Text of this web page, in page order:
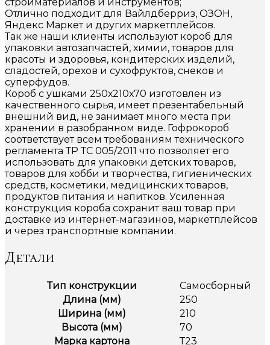
Отлично подходит для Вайлдберриз, ОЗОН,
Яндекс Маркет и других маркетплейсов.
Так же наши клиенты используют короб для
упаковки автозапчастей, химии, товаров для
красоты и здоровья, кондитерских изделий,
сладостей, орехов и сухофруктов, снеков и
суперфудов.
Короб с ушками 250х210х70 изготовлен из
качественного сырья, имеет презентабельный
внешний вид, не занимает много места при
хранении в разобранном виде. Гофрокороб
соответствует всем требованиям технического
регламента ТР ТС 005/2011 что позволяет его
использовать для упаковки детских товаров,
товаров для хобби и творчества, гигиенических
средств, косметики, медицинских товаров,
продуктов питания и напитков. Усиленная
конструкция короба сохранит ваш товар при
доставке из интернет-магазинов, маркетплейсов
и через транспортные компании.
Детали
Тип конструкции
Самосборный
Длина (мм)
250
Ширина (мм)
210
Высота (мм)
70
Марка картона
Т23